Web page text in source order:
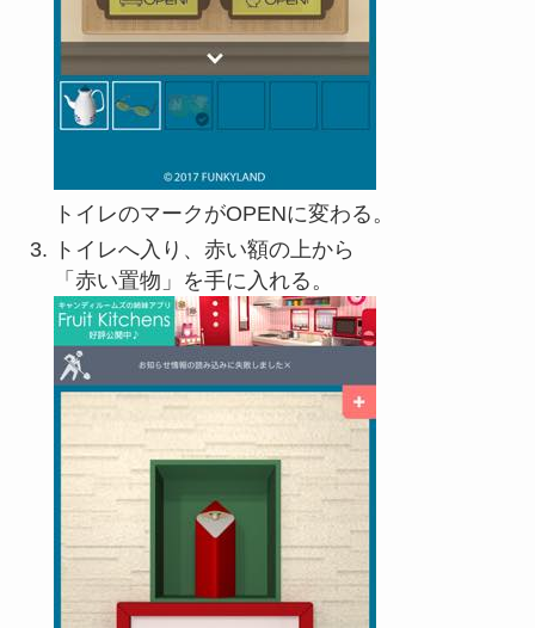
トイレのマークがOPENに変わる。
トイレへ入り、赤い額の上から
「赤い置物」を手に入れる。